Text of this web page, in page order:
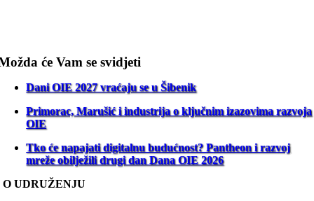
će Vam se svidjeti
Dani OIE 2027 vraćaju se u Šibenik
Primorac, Marušić i industrija o ključnim izazovima razvoja
OIE
Tko će napajati digitalnu budućnost? Pantheon i razvoj
mreže obilježili drugi dan Dana OIE 2026
O UDRUŽENJU